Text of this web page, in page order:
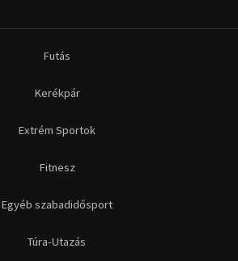
Futás
Kerékpár
Extrém Sportok
Fitnesz
Egyéb szabadidősport
Túra-Utazás